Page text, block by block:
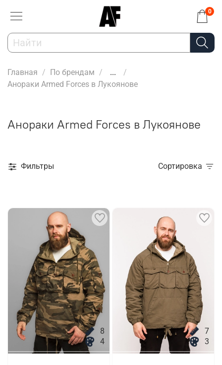
0
Главная По брендам
...
Анораки Armed Forces в Лукоянове
Анораки Armed Forces в Лукоянове
Фильтры Сортировка
8
4
7
3